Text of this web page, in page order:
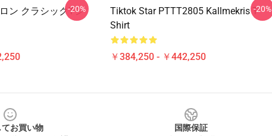
ン クラシックTシ
-20%
Tiktok Star PTTT2805 Kallmekris T-
Shirt
￥384,250 - ￥442,250
-20%
お買い物
国際保証